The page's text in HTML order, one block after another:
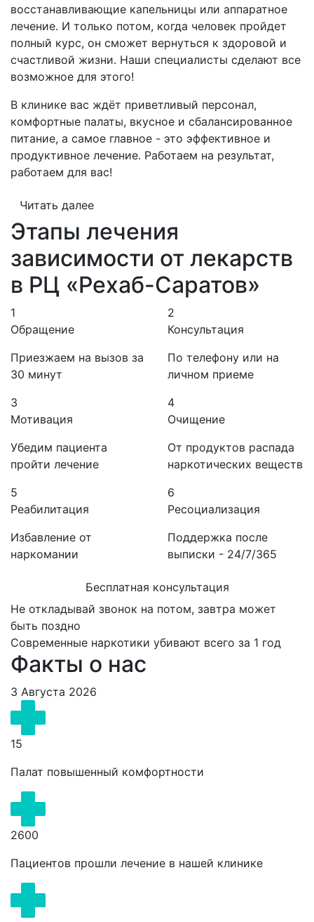
восстанавливающие капельницы или аппаратное
лечение. И только потом, когда человек пройдет
полный курс, он сможет вернуться к здоровой и
счастливой жизни. Наши специалисты сделают все
возможное для этого!
В клинике вас ждёт приветливый персонал,
комфортные палаты, вкусное и сбалансированное
питание, а самое главное - это эффективное и
продуктивное лечение. Работаем на результат,
работаем для вас!
Читать далее
Этапы лечения
зависимости от лекарств
в РЦ «Рехаб-Саратов»
1
Обращение
Приезжаем на вызов за
30 минут
2
Консультация
По телефону или на
личном приеме
3
Мотивация
Убедим пациента
пройти лечение
4
Очищение
От продуктов распада
наркотических веществ
5
Реабилитация
Избавление от
наркомании
6
Ресоциализация
Поддержка после
выписки - 24/7/365
Бесплатная консультация
Не откладывай звонок на потом, завтра может
быть поздно
Современные наркотики убивают всего за 1 год
Факты о нас
3 Августа 2026
15
Палат повышенный комфортности
2600
Пациентов прошли лечение в нашей клинике